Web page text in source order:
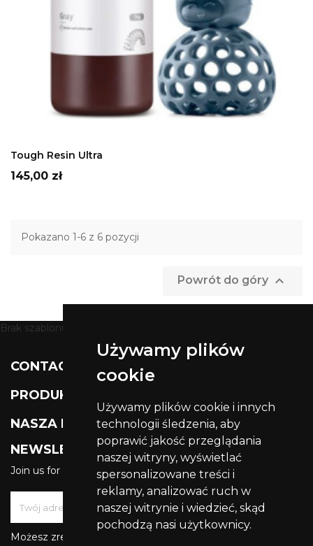
Używamy plików
cookie
Używamy plików cookie i innych
technologii śledzenia, aby
poprawić jakość przeglądania
naszej witryny, wyświetlać
spersonalizowane treści i
reklamy, analizować ruch w
naszej witrynie i wiedzieć, skąd
pochodzą nasi użytkownicy.
SzaryBiałyczarnyBezbarwny
Tough Resin Ultra
Cena
145,00 zł
Pokazano 1-6 z 6 pozycji
Powrót do góry 
Brak szablonu dla modułu ht_staticblocks
CONTACT US
PRODUKTY
NASZA FIRMA
NEWSLETTER
Join us for get latest updates
Możesz zrezygnować w każdej chwili. W tym celu należy